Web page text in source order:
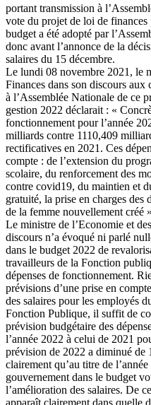
portant transmission à
vote du projet de loi de
budget a été adopté par
donc avant l’annonce de la
salaires du 15 décembre.
Le lundi 08 novembre 2021, le
Finances dans son discours aux
à l’Assemblée Nationale de ce
gestion 2022 déclarait : «
fonctionnement pour l’année
milliards contre 1110,409
rectificatives en 2021. Ces
compte : de l’extension du
scolaire, du renforcement des
contre covid19, du maintien et
gratuité, la prise en charges des
de la femme nouvellement créé
Le ministre de l’Economie et
discours n’a évoqué ni parlé
dans le budget 2022 de
travailleurs de la Fonction
dépenses de fonctionnement.
prévisions d’une prise en
des salaires pour les employés
Fonction Publique, il suffit de
prévision budgétaire des
l’année 2022 à celui de 2021
prévision de 2022 a diminué
clairement qu’au titre de
gouvernement dans le budget
l’amélioration des salaires. De